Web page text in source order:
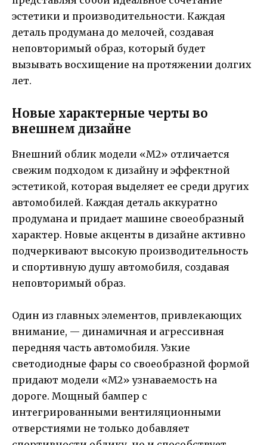
эстетики и производительности. Каждая
деталь продумана до мелочей, создавая
неповторимый образ, который будет
вызывать восхищение на протяжении долгих
лет.
Новые характерные черты во
внешнем дизайне
Внешний облик модели «M2» отличается
свежим подходом к дизайну и эффектной
эстетикой, которая выделяет ее среди других
автомобилей. Каждая деталь аккуратно
продумана и придает машине своеобразный
характер. Новые акценты в дизайне активно
подчеркивают высокую производительность
и спортивную душу автомобиля, создавая
неповторимый образ.
Один из главных элементов, привлекающих
внимание, — динамичная и агрессивная
передняя часть автомобиля. Узкие
светодиодные фары со своеобразной формой
придают модели «M2» узнаваемость на
дороге. Мощный бампер с
интегрированными вентиляционными
отверстиями не только добавляет